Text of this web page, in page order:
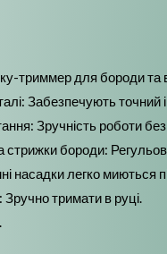
триммер для бороди та
Забезпечують точний
Зручність роботи
бороди:
насадки легко миються
тримати в руці.